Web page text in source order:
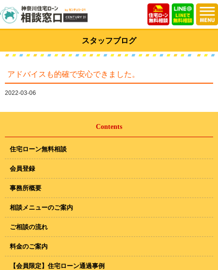
スタッフブログ
アドバイスも的確で安心できました。
2022-03-06
Contents
住宅ローン無料相談
会員登録
事務所概要
相談メニューのご案内
ご相談の流れ
料金のご案内
【会員限定】住宅ローン通過事例